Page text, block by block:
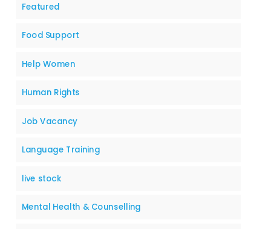
Featured
Food Support
Help Women
Human Rights
Job Vacancy
Language Training
live stock
Mental Health & Counselling